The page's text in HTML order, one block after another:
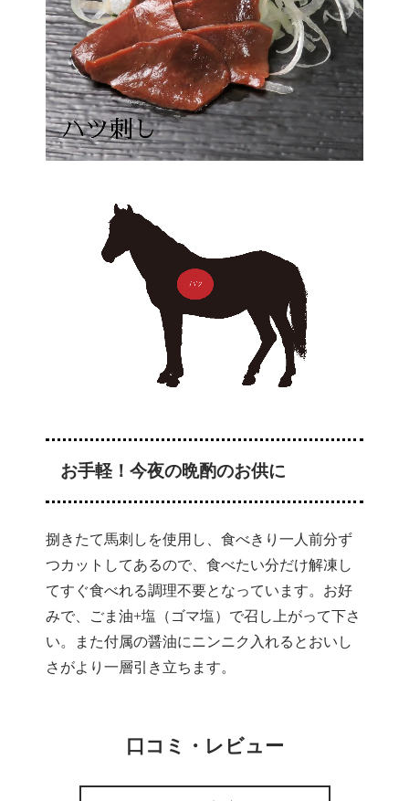
お手軽！ 今夜の晩酌のお供に
捌きたて馬刺しを使用し、食べきり一人前分ず
つカットしてあるので、食べたい分だけ解凍し
てすぐ食べれる調理不要となっています。お好
みで、ごま油+塩（ゴマ塩）で召し上がって下さ
い。また付属の醤油にニンニク入れるとおいし
さがより一層引き立ちます。
口コミ・レビュー